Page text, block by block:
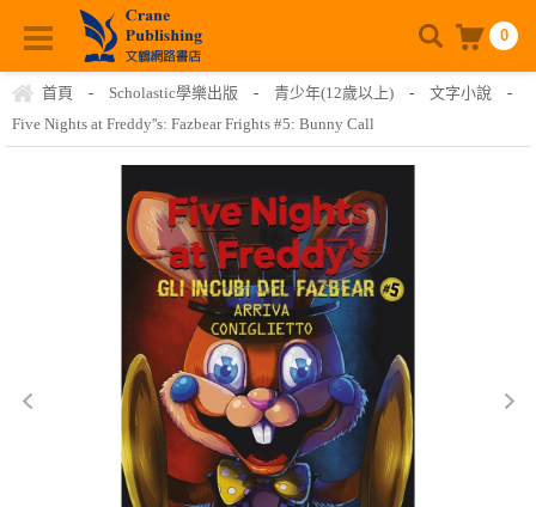
0
首頁 - Scholastic學樂出版 - 青少年(12歲以上) - 文字小說
-
Five Nights at Freddy''s: Fazbear Frights #5: Bunny Call